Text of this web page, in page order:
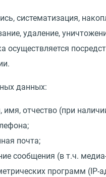
систематизация,
удаление,
осуществляется
данных:
отчество (при
почта;
сообщения (в т.ч.
программ (IP-